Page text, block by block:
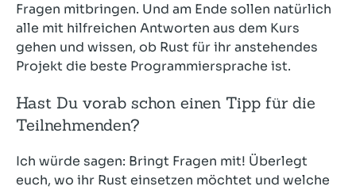
Fragen mitbringen. Und am Ende sollen natürlich
alle mit hilfreichen Antworten aus dem Kurs
gehen und wissen, ob Rust für ihr anstehendes
Projekt die beste Programmiersprache ist.
Hast Du vorab schon einen Tipp für die
Teilnehmenden?
Ich würde sagen: Bringt Fragen mit! Überlegt
euch, wo ihr Rust einsetzen möchtet und welche